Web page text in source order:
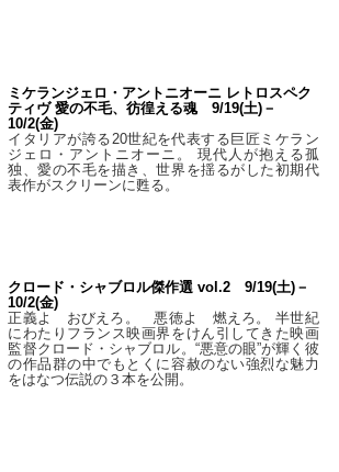
ミケランジェロ・アントニオーニ レトロスペク
ティヴ 愛の不毛、彷徨える魂 9/19(土)－
10/2(金)
イタリアが誇る20世紀を代表する巨匠ミケラン
ジェロ・アントニオーニ。 現代人が抱える孤
独、愛の不毛を描き、世界を揺るがした初期代
表作がスクリーンに甦る。
クロード・シャブロル傑作選 vol.2 9/19(土)－
10/2(金)
正義よ おびえろ。 悪徳よ 燃えろ。 半世紀
にわたりフランス映画界をけん引してきた映画
監督クロード・シャブロル。“悪意の眼”が輝く彼
の作品群の中でもとくに容赦のない強烈な魅力
をはなつ伝説の３本を公開。